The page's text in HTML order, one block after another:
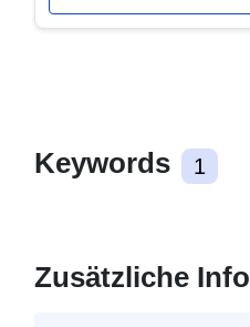
Keywords 1
Zusätzliche